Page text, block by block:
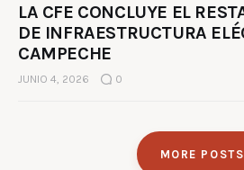
LA CFE CONCLUYE EL
DE INFRAESTRUCTURA
CAMPECHE
JUNIO 4, 2026 0
MORE POSTS